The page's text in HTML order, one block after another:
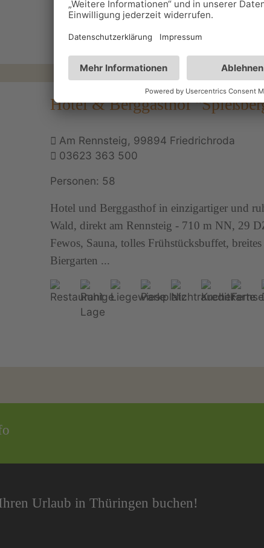
Hotel & Berggasthof
Am Rennsteig, 99894 Friedrichroda
03623 363 500
Personen: 58
Hotel und Berggasthof in einzigartiger und
Wald, direkt am Rennsteig - 710 m NN, 29
Fewos, Sauna, tolles Frühstücksbuffet,
Biergarten ...
Urlaub in Thüringen buchen!